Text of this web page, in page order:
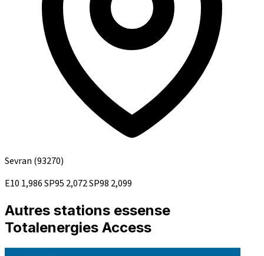
Sevran (93270)
E10 1,986SP95 2,072SP98 2,099
Autres stations essense
Totalenergies Access